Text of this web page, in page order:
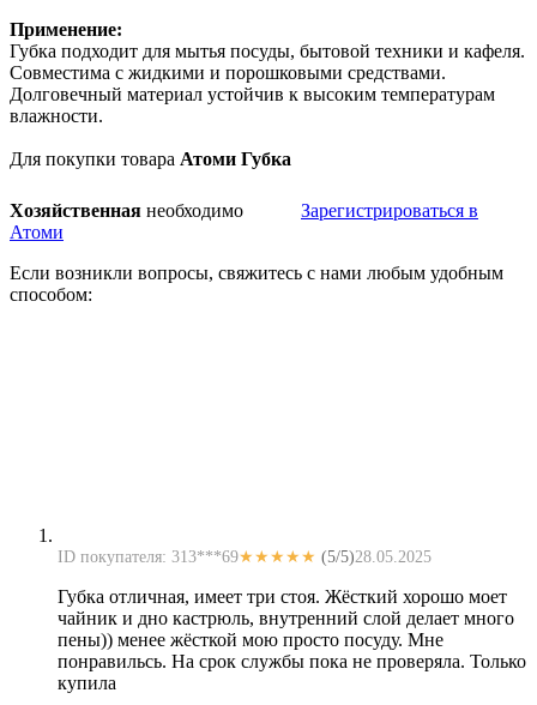
Применение:
Губка подходит для мытья посуды, бытовой техники и кафеля.
Совместима с жидкими и порошковыми средствами.
Долговечный материал устойчив к высоким температурам
влажности.
Для покупки товара Атоми Губка
Хозяйственная необходимо
Зарегистрироваться в
Атоми
Если возникли вопросы, свяжитесь с нами любым удобным
способом:
ID покупателя: 313***69★★★★★ (5/5)28.05.2025
Губка отличная, имеет три стоя. Жёсткий хорошо моет
чайник и дно кастрюль, внутренний слой делает много
пены)) менее жёсткой мою просто посуду. Мне
понравильсь. На срок службы пока не проверяла. Только
купила